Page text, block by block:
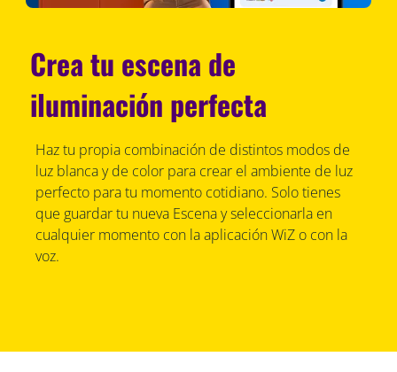
Crea tu escena de
iluminación perfecta
Haz tu propia combinación de distintos modos de
luz blanca y de color para crear el ambiente de luz
perfecto para tu momento cotidiano. Solo tienes
que guardar tu nueva Escena y seleccionarla en
cualquier momento con la aplicación WiZ o con la
voz.